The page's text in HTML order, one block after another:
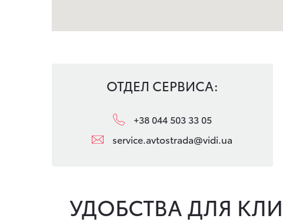
ОТДЕЛ СЕРВИСА:
+38 044 503 33 05
service.avtostrada@vidi.ua
УДОБСТВА ДЛЯ